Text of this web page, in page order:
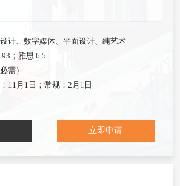
计、数字媒体、平面设计、纯艺术
；雅思 6.5
需）
11月1日；常规：2月1日
立即申请